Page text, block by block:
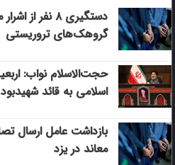
دستگیری ۸ نفر
گروهک‌های تروریستی
حجت‌الاسلام نواب:
اسلامی به قائد شهیدبود
بازداشت عامل ارسال
معاند در یزد